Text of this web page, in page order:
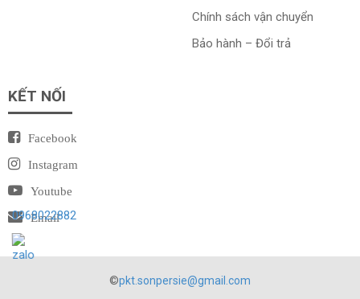
Chính sách vận chuyển
Bảo hành – Đổi trả
KẾT NỐI
Facebook
Instagram
Youtube
Email
©pkt.sonpersie@gmail.com
0968022882